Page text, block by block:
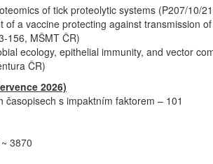
of tick proteolytic systems (P207/10/
of a vaccine protecting against transmission
156, MŠMT ČR)
ecology, epithelial immunity, and vector
ČR)
2026)
časopisech s impaktním faktorem – 101
3870